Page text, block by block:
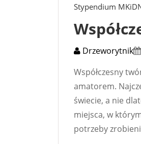
Stypendium
Drzeworytnik
Współczesny
amatorem.
świecie, a nie
miejsca, w
potrzeby